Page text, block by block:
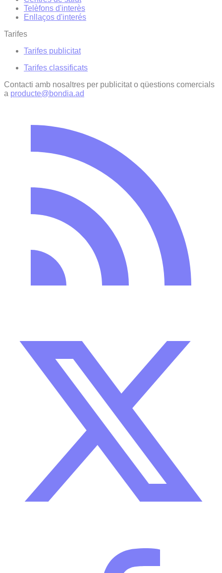
Telèfons d'interès
Enllaços d'interés
Tarifes
Tarifes publicitat
Tarifes classificats
Contacti amb nosaltres per publicitat o qüestions comercials
a producte@bondia.ad